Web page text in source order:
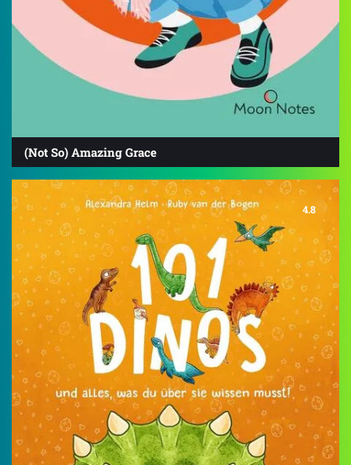
(Not So) Amazing Grace
4.8